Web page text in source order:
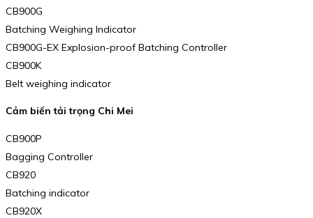
CB900G
Batching Weighing Indicator
CB900G-EX Explosion-proof Batching Controller
CB900K
Belt weighing indicator
Cảm biến tải trọng Chi Mei
CB900P
Bagging Controller
CB920
Batching indicator
CB920X